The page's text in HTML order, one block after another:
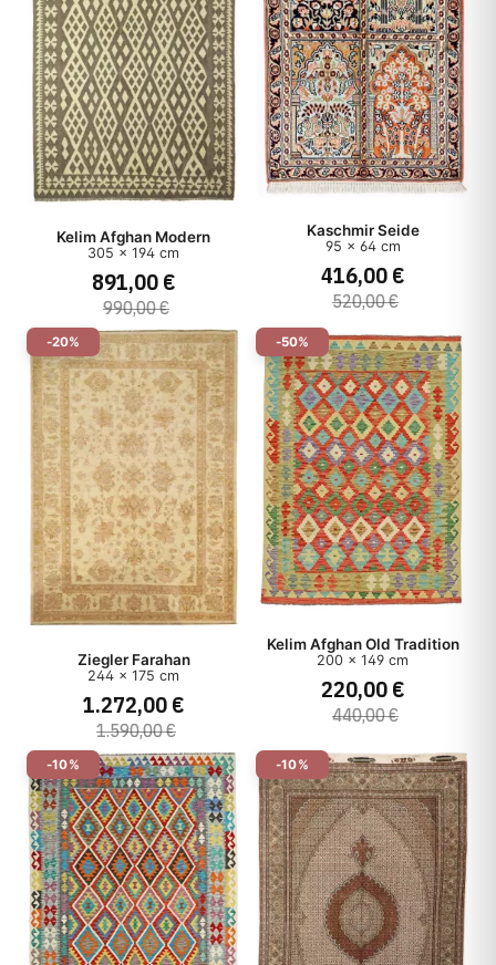
Kelim Afghan Modern
305 x 194 cm
891,00 €
990,00 €
Kaschmir Seide
95 x 64 cm
416,00 €
520,00 €
-20%
Ziegler Farahan
244 x 175 cm
1.272,00 €
1.590,00 €
-50%
Kelim Afghan Old Tradition
200 x 149 cm
220,00 €
440,00 €
-10% -10%